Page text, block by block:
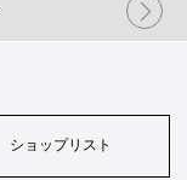
ショップリスト